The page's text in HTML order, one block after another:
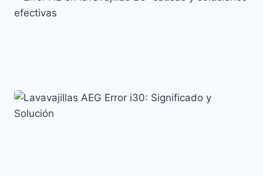
Soluciones
Error AE en lavavajillas LG: causas y soluciones
efectivas